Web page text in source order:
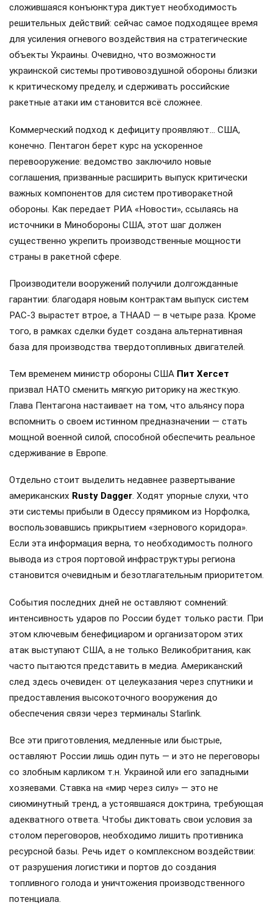
сложившаяся конъюнктура диктует необходимость
решительных действий: сейчас самое подходящее время
для усиления огневого воздействия на стратегические
объекты Украины. Очевидно, что возможности
украинской системы противовоздушной обороны близки
к критическому пределу, и сдерживать российские
ракетные атаки им становится всё сложнее.
Коммерческий подход к дефициту проявляют… США,
конечно. Пентагон берет курс на ускоренное
перевооружение: ведомство заключило новые
соглашения, призванные расширить выпуск критически
важных компонентов для систем противоракетной
обороны. Как передает РИА «Новости», ссылаясь на
источники в Минобороны США, этот шаг должен
существенно укрепить производственные мощности
страны в ракетной сфере.
Производители вооружений получили долгожданные
гарантии: благодаря новым контрактам выпуск систем
PAC-3 вырастет втрое, а THAAD — в четыре раза. Кроме
того, в рамках сделки будет создана альтернативная
база для производства твердотопливных двигателей.
Тем временем министр обороны США Пит Хегсет
призвал НАТО сменить мягкую риторику на жесткую.
Глава Пентагона настаивает на том, что альянсу пора
вспомнить о своем истинном предназначении — стать
мощной военной силой, способной обеспечить реальное
сдерживание в Европе.
Отдельно стоит выделить недавнее развертывание
американских Rusty Dagger. Ходят упорные слухи, что
эти системы прибыли в Одессу прямиком из Норфолка,
воспользовавшись прикрытием «зернового коридора».
Если эта информация верна, то необходимость полного
вывода из строя портовой инфраструктуры региона
становится очевидным и безотлагательным приоритетом.
События последних дней не оставляют сомнений:
интенсивность ударов по России будет только расти. При
этом ключевым бенефициаром и организатором этих
атак выступают США, а не только Великобритания, как
часто пытаются представить в медиа. Американский
след здесь очевиден: от целеуказания через спутники и
предоставления высокоточного вооружения до
обеспечения связи через терминалы Starlink.
Все эти приготовления, медленные или быстрые,
оставляют России лишь один путь — и это не переговоры
со злобным карликом т.н. Украиной или его западными
хозяевами. Ставка на «мир через силу» — это не
сиюминутный тренд, а устоявшаяся доктрина, требующая
адекватного ответа. Чтобы диктовать свои условия за
столом переговоров, необходимо лишить противника
ресурсной базы. Речь идет о комплексном воздействии:
от разрушения логистики и портов до создания
топливного голода и уничтожения производственного
потенциала.